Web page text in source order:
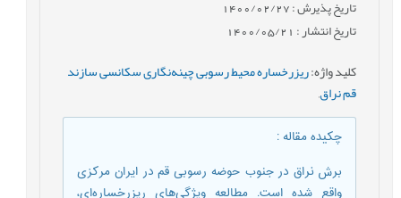
تاریخ پذیرش : 1400/02/27
تاریخ انتشار : 1400/05/21
کلید واژه:ریزرخساره محیط رسوبی چینه‌نگاری سکانسی سازند
قم نراق,
چکیده مقاله:
برش نراق در جنوب حوضه رسوبی قم در ایران مرکزی
واقع شده است. مطالعه ویژگی‌های ریزرخساره‌ای،